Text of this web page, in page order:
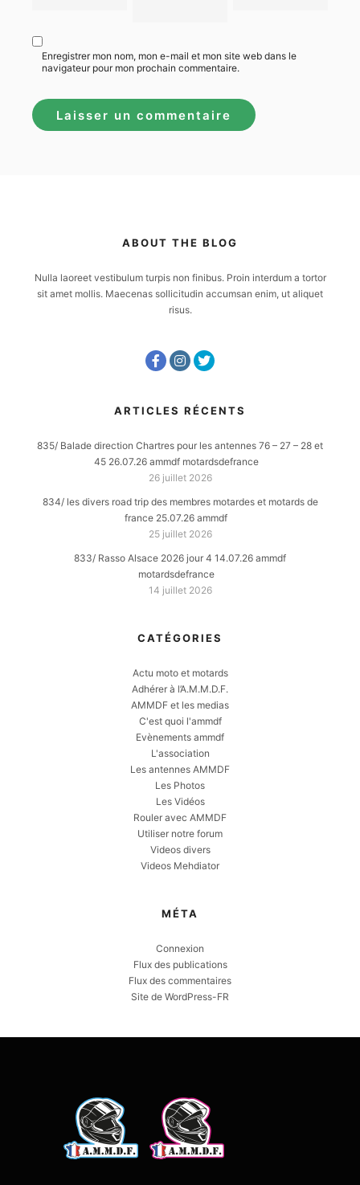
Enregistrer mon nom, mon e-mail et mon site web dans le
navigateur pour mon prochain commentaire.
ABOUT THE BLOG
Nulla laoreet vestibulum turpis non finibus. Proin interdum a tortor
sit amet mollis. Maecenas sollicitudin accumsan enim, ut aliquet
risus.
ARTICLES RÉCENTS
835/ Balade direction Chartres pour les antennes 76 – 27 – 28 et
45 26.07.26 ammdf motardsdefrance
26 juillet 2026
834/ les divers road trip des membres motardes et motards de
france 25.07.26 ammdf
25 juillet 2026
833/ Rasso Alsace 2026 jour 4 14.07.26 ammdf
motardsdefrance
14 juillet 2026
CATÉGORIES
Actu moto et motards
Adhérer à l’A.M.M.D.F.
AMMDF et les medias
C'est quoi l'ammdf
Evènements ammdf
L'association
Les antennes AMMDF
Les Photos
Les Vidéos
Rouler avec AMMDF
Utiliser notre forum
Videos divers
Videos Mehdiator
MÉTA
Connexion
Flux des publications
Flux des commentaires
Site de WordPress-FR